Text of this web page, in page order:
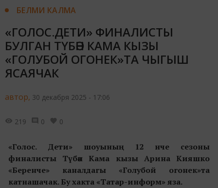
БЕЛМИ КАЛМА
«ГОЛОС.ДЕТИ» ФИНАЛИСТЫ
БУЛГАН ТҮБӘН КАМА КЫЗЫ
«ГОЛУБОЙ ОГОНЕК»ТА ЧЫГЫШ
ЯСАЯЧАК
автор, 30 декабря 2025 - 17:06
219 0 0
«Голос. Дети» шоуының 12 нче сезоны
финалисты Түбән Кама кызы Арина Кияшко
«Беренче» каналдагы «Голубой огонек»та
катнашачак. Бу хакта «Татар-информ» яза.